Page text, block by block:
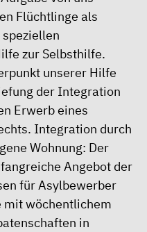
Flüchtlinge als
zur Selbsthilfe.
unserer Hilfe
der Integration
Erwerb eines
Integration durch
Wohnung: Der
Angebot der
für Asylbewerber
mit wöchentlichem
in